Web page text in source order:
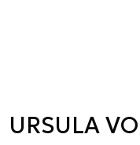
URSULA